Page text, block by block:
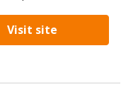
Visit site